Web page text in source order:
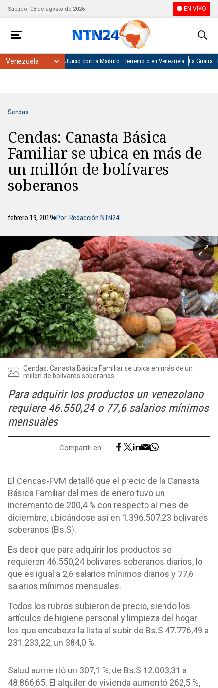
Sábado, 08 de agosto de 2026 EN VIVO
Juicio contra Maduro Terremoto en Venezuela La Guaira
Sendas
Cendas: Canasta Básica
Familiar se ubica en más de
un millón de bolívares
soberanos
febrero 19, 2019 Por: Redacción NTN24
Cendas: Canasta Básica Familiar se ubica en más de un
millón de bolívares soberanos
Para adquirir los productos un venezolano
requiere 46.550,24 o 77,6 salarios mínimos
mensuales
Compartir en:
El Cendas-FVM detalló que el precio de la Canasta
Básica Familiar del mes de enero tuvo un
incremento de 200,4 % con respecto al mes de
diciembre, ubicándose así en 1.396.507,23 bolívares
soberanos (Bs.S).
Es decir que para adquirir los productos se
requieren 46.550,24 bolívares soberanos diarios, lo
que es igual a 2,6 salarios mínimos diarios y 77,6
salarios mínimos mensuales.
Todos los rubros subieron de precio, siendo los
artículos de higiene personal y limpieza del hogar
los que encabeza la lista al subir de Bs.S 47.776,49 a
231.233,22, un 384,0 %.
Salud aumentó un 307,1 %, de Bs.S 12.003,31 a
48.866,65. El alquiler de vivienda aumentó 262,5 %,